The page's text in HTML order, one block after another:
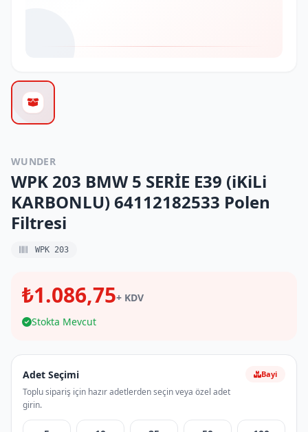
WUNDER
WPK 203 BMW 5 SERİE E39 (iKiLi
KARBONLU) 64112182533 Polen
Filtresi
WPK 203
₺1.086,75+ KDV
Stokta Mevcut
Adet Seçimi
Toplu sipariş için hazır adetlerden seçin veya özel adet
girin.
Bayi